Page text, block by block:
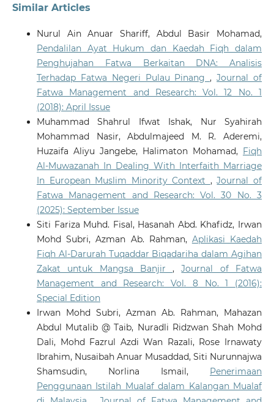
Similar Articles
Nurul Ain Anuar Shariff, Abdul Basir Mohamad,
Pendalilan Ayat Hukum dan Kaedah Fiqh dalam
Penghujahan Fatwa Berkaitan DNA: Analisis
Terhadap Fatwa Negeri Pulau Pinang,Journal of
Fatwa Management and Research: Vol. 12 No. 1
(2018): April Issue
Muhammad Shahrul Ifwat Ishak, Nur Syahirah
Mohammad Nasir, Abdulmajeed M. R. Aderemi,
Huzaifa Aliyu Jangebe, Halimaton Mohamad, Fiqh
Al-Muwazanah In Dealing With Interfaith Marriage
In European Muslim Minority Context ,Journal of
Fatwa Management and Research: Vol. 30 No. 3
(2025): September Issue
Siti Fariza Muhd. Fisal, Hasanah Abd. Khafidz, Irwan
Mohd Subri, Azman Ab. Rahman, Aplikasi Kaedah
Fiqh Al-Darurah Tuqaddar Biqadariha dalam Agihan
Zakat untuk Mangsa Banjir,Journal of Fatwa
Management and Research: Vol. 8 No. 1 (2016):
Special Edition
Irwan Mohd Subri, Azman Ab. Rahman, Mahazan
Abdul Mutalib @ Taib, Nuradli Ridzwan Shah Mohd
Dali, Mohd Fazrul Azdi Wan Razali, Rose Irnawaty
Ibrahim, Nusaibah Anuar Musaddad, Siti Nurunnajwa
Shamsudin, Norlina Ismail, Penerimaan
Penggunaan Istilah Mualaf dalam Kalangan Mualaf